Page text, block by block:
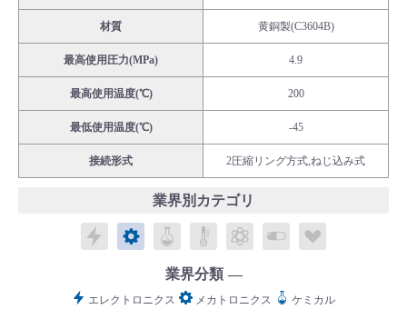
採用情報
languageLanguage：日本語／English
mailお問い合わせ
材質 黄銅製(C3604B)
最高使用圧力(MPa) 4.9
最高使用温度(℃) 200
最低使用温度(℃) -45
接続形式 2圧縮リング方式,ねじ込み式
業界別カテゴリ
エレクトロニクス
メカトロニクス
ケミカルパブリックラボラトリ
エネルギーバイオメディカ
業界分類
エレクトロニクス メカトロニクス
ケミカル